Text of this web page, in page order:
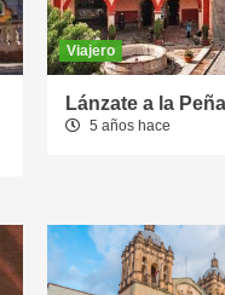
Viajero
Lánzate a la
5 años hace